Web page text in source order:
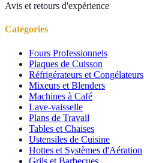
Avis et retours d'expérience
Catégories
Fours Professionnels
Plaques de Cuisson
Réfrigérateurs et Congélateurs
Mixeurs et Blenders
Machines à Café
Lave-vaisselle
Plans de Travail
Tables et Chaises
Ustensiles de Cuisine
Hottes et Systèmes d'Aération
Grils et Barbecues